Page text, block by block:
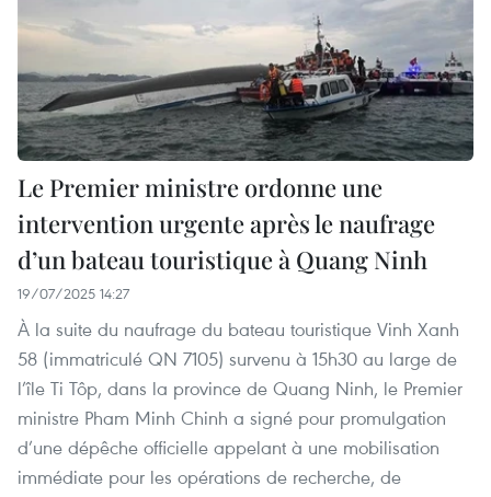
Le Premier ministre ordonne une
intervention urgente après le naufrage
d’un bateau touristique à Quang Ninh
19/07/2025 14:27
À la suite du naufrage du bateau touristique Vinh Xanh
58 (immatriculé QN 7105) survenu à 15h30 au large de
l’île Ti Tôp, dans la province de Quang Ninh, le Premier
ministre Pham Minh Chinh a signé pour promulgation
d’une dépêche officielle appelant à une mobilisation
immédiate pour les opérations de recherche, de